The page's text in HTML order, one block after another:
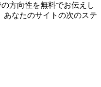
方向性を無料でお伝えし
あなたのサイトの次のステ